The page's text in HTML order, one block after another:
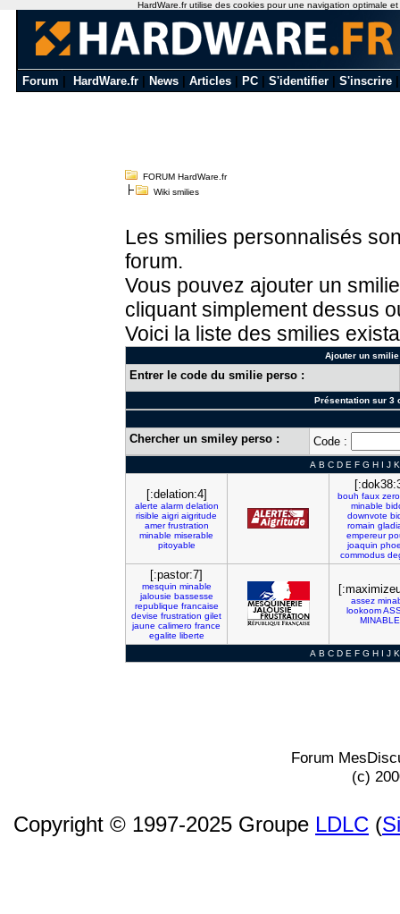
Forum HardWare.fr News Articles PC S'identifier S'inscrire
FORUM HardWare.fr
Wiki smilies
Les smilies personnalisés
forum.
Vous pouvez ajouter un
cliquant simplement dessus
Voici la liste des smilies
Ajouter un
Entrer le code du smilie perso :
Présentation sur 3
Chercher un smiley perso : Code :
A B C D E F G H I J K
[:delation:4]
alerte alarm delation
risible aigri aigritude
amer frustration
minable miserable
pitoyable
bouh faux zero
minable
downvote
romain
empereur
joaquin
commodus
[:pastor:7]
mesquin minable
jalousie bassesse
republique francaise
devise frustration gilet
jaune calimero france
egalite liberte
assez
lookoom
MINABLE
A B C D E F G H I J K
Forum
(c)
Copyright © 1997-2025 Groupe LDLC (
HardWare.fr utilise des cookies pour une navigation optimale